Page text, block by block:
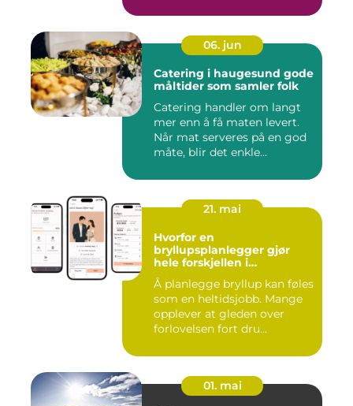
06. jun
Catering i haugesund gode
måltider som samler folk
Catering handler om langt
mer enn å få maten levert.
Når mat serveres på en god
måte, blir det enkle...
21. mai
Hvorfor en
bryllupsplanlegger gjør
hele forskjellen i
bryllupsplanleggingen
Å planlegge bryllup kan føles
som en heltidsjobb. Mange
opplever at gleden over
forlovelsen fort dru...
01. mai